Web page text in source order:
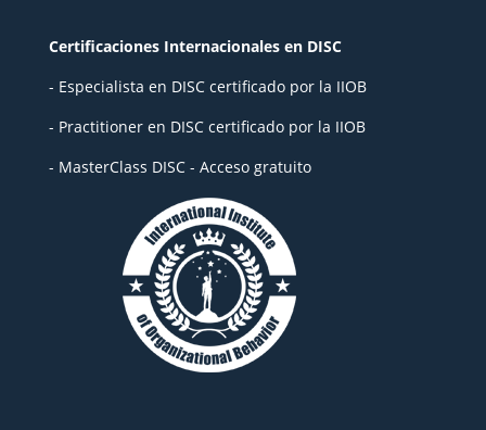
Certificaciones Internacionales en DISC
- Especialista en DISC certificado por la IIOB
- Practitioner en DISC certificado por la IIOB
- MasterClass DISC - Acceso gratuito